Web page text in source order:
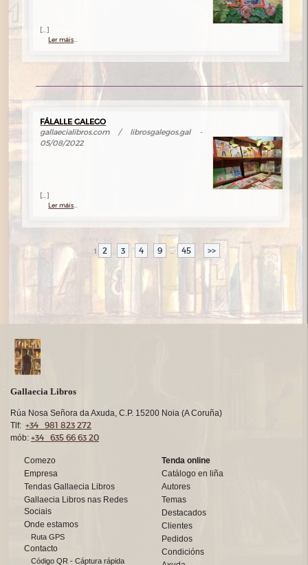
[...]
Ler máis
FÁLALLE GALEGO
gallaecialibros.com / librosgalegos.gal -
05/08/2022
[...]
Ler máis
1 2 3 4 9 ... 45 >>
Gallaecia Libros
Rúa Nosa Señora da Axuda, C.P. 15200 Noia (A Coruña)
Tlf: +34 981 823 272
mób: +34 635 66 63 20
Comezo
Empresa
Tendas Gallaecia Libros
Gallaecia Libros nas Redes
Sociais
Onde estamos
Ruta GPS
Contacto
Código QR - Cáptura rápida
Tenda online
Catálogo en liña
Autores
Temas
Destacados
Clientes
Pedidos
Condicións